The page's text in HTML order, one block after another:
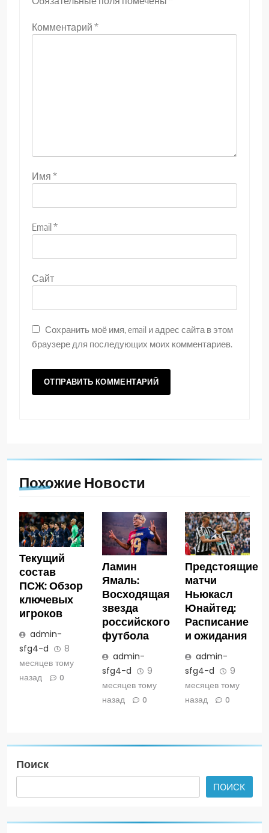
Комментарий *
Имя *
Email*
Сайт
Сохранить моё имя, email и адрес сайта в этом
браузере для последующих моих комментариев.
Похожие Новости
Текущий
состав
ПСЖ: Обзор
ключевых
игроков
admin-
sfg4-d
8
месяцев тому
назад
0
Ламин
Ямаль:
Восходящая
звезда
российского
футбола
admin-
sfg4-d
9
месяцев тому
назад
0
Предстоящие
матчи
Ньюкасл
Юнайтед:
Расписание
и ожидания
admin-
sfg4-d
9
месяцев тому
назад
0
Поиск
ПОИСК